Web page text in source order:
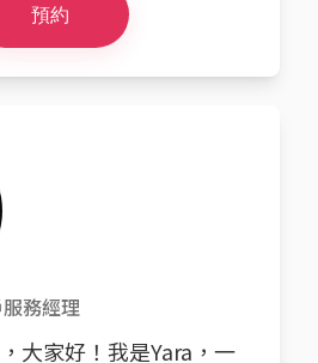
預約
務經理
大家好！我是Yara，一